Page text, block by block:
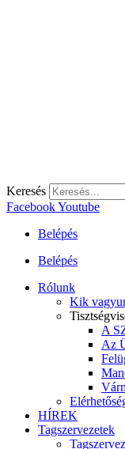
Keresés
FacebookYoutube
Belépés
Belépés
Rólunk
Kik
A
Az
HÍREK
Tagszervezetek